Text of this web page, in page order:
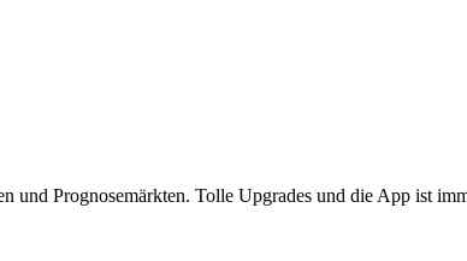
Prognosemärkten. Tolle Upgrades und die App ist